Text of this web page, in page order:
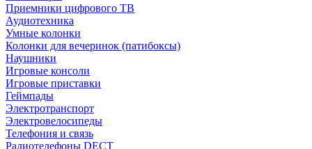
Приемники цифрового ТВ
Аудиотехника
Умные колонки
Колонки для вечеринок (патибоксы)
Наушники
Игровые консоли
Игровые приставки
Геймпады
Электротранспорт
Электровелосипеды
Телефония и связь
Радиотелефоны DECT